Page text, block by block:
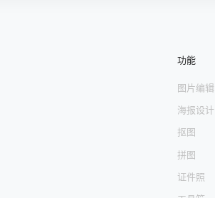
功能
图片编辑
海报设计
抠图
拼图
证件照